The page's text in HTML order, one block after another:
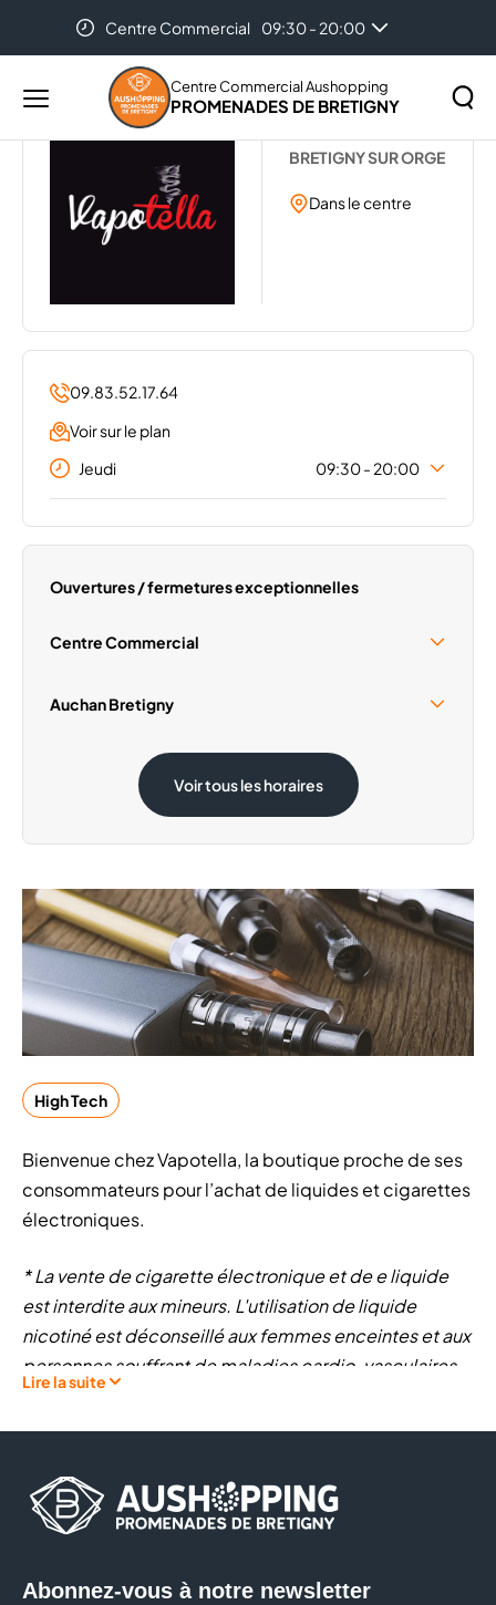
Centre Commercial 09:30 - 20:00
Menu
principal
Centre Commercial Aushopping
PROMENADES DE BRETIGNY
... VAPOTELLA
BRETIGNY SUR ORGE
Dans le centre
09.83.52.17.64
Voir sur le plan
Jeudi
09:30 - 20:00
Lundi
09:30 - 20:00
Mercredi
09:30 - 20:00
Samedi
Ouvertures / fermetures exceptionnelles
Centre Commercial
Samedi 15 Août
Auchan Bretigny
Samedi 15 Août 08:30 - 20:00
Voir tous les horaires
High Tech
Bienvenue chez Vapotella, la boutique proche de ses
consommateurs pour l’achat de liquides et cigarettes
électroniques.
* La vente de cigarette électronique et de e liquide
est interdite aux mineurs. L'utilisation de liquide
nicotiné est déconseillé aux femmes enceintes et aux
personnes souffrant de maladies cardio-vasculaires.
Lire la suite
Abonnez-vous à notre newsletter